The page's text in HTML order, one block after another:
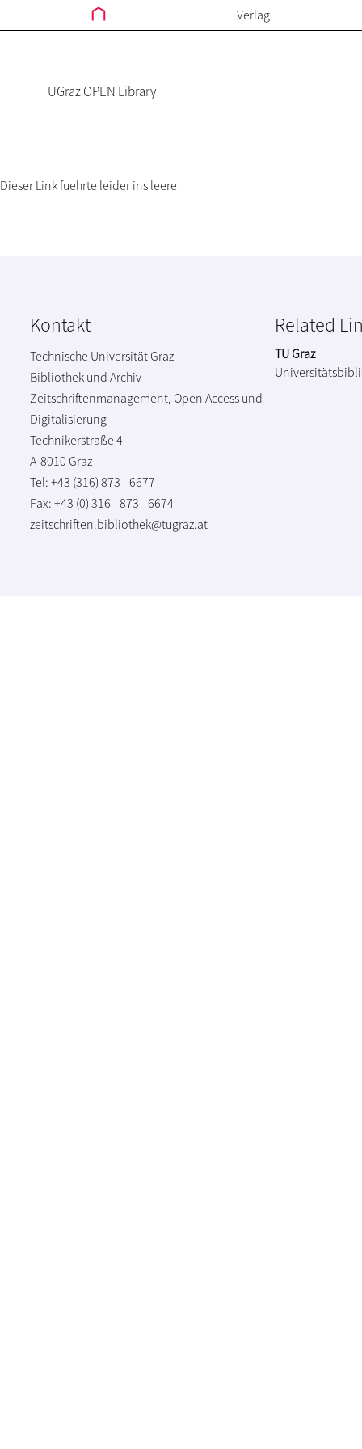
Verlag
TUGraz OPEN Library
Dieser Link fuehrte leider ins leere
Kontakt
Technische Universität Graz
Bibliothek und Archiv
Zeitschriftenmanagement, Open Access und
Digitalisierung
Technikerstraße 4
A-8010 Graz
Tel: +43 (316) 873 - 6677
Fax: +43 (0) 316 - 873 - 6674
zeitschriften.bibliothek@tugraz.at
Related
TU Graz